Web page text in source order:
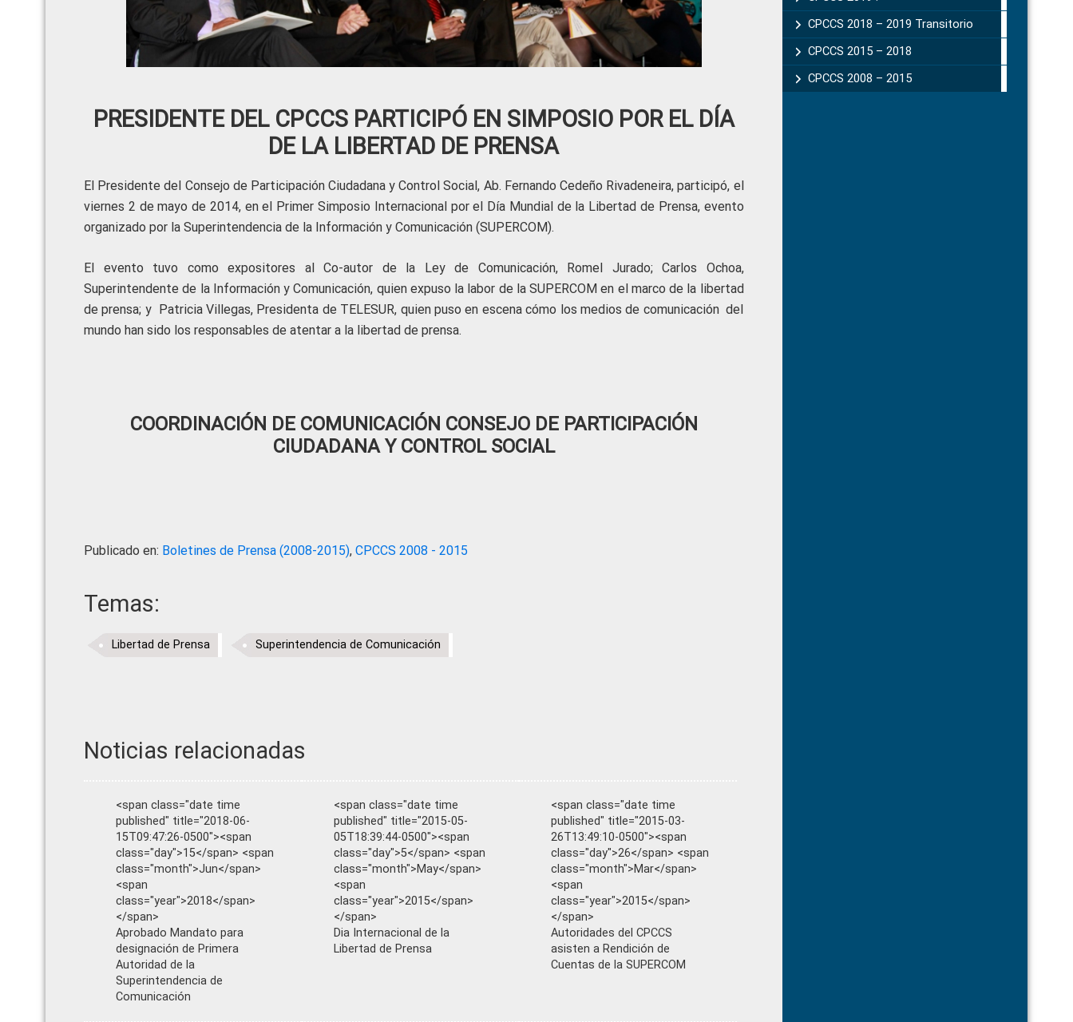
PRESIDENTE DEL CPCCS PARTICIPÓ EN SIMPOSIO POR EL DÍA
DE LA LIBERTAD DE PRENSA
El Presidente del Consejo de Participación Ciudadana y Control Social, Ab. Fernando Cedeño Rivadeneira, participó, el
viernes 2 de mayo de 2014, en el Primer Simposio Internacional por el Día Mundial de la Libertad de Prensa, evento
organizado por la Superintendencia de la Información y Comunicación (SUPERCOM).
El evento tuvo como expositores al Co-autor de la Ley de Comunicación, Romel Jurado; Carlos Ochoa,
Superintendente de la Información y Comunicación, quien expuso la labor de la SUPERCOM en el marco de la libertad
de prensa; y Patricia Villegas, Presidenta de TELESUR, quien puso en escena cómo los medios de comunicación del
mundo han sido los responsables de atentar a la libertad de prensa.
COORDINACIÓN DE COMUNICACIÓN CONSEJO DE PARTICIPACIÓN
CIUDADANA Y CONTROL SOCIAL
Publicado en: Boletines de Prensa (2008-2015), CPCCS 2008 - 2015
Temas:
Libertad de Prensa Superintendencia de Comunicación
Noticias relacionadas
<span class="date time
published" title="2018-06-
15T09:47:26-0500"><span
class="day">15</span> <span
class="month">Jun</span>
<span
class="year">2018</span>
</span>
Aprobado Mandato para
designación de Primera
Autoridad de la
Superintendencia de
Comunicación
<span class="date time
published" title="2015-05-
05T18:39:44-0500"><span
class="day">5</span> <span
class="month">May</span>
<span
class="year">2015</span>
</span>
Dia Internacional de la
Libertad de Prensa
<span class="date time
published" title="2015-03-
26T13:49:10-0500"><span
class="day">26</span> <span
class="month">Mar</span>
<span
class="year">2015</span>
</span>
Autoridades del CPCCS
asisten a Rendición de
Cuentas de la SUPERCOM
CPCCS 2018 – 2019 Transitorio
CPCCS 2015 – 2018
CPCCS 2008 – 2015